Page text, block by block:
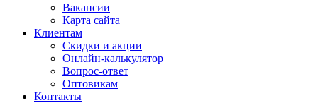
Вакансии
Карта сайта
Клиентам
Скидки и акции
Онлайн-калькулятор
Вопрос-ответ
Оптовикам
Контакты